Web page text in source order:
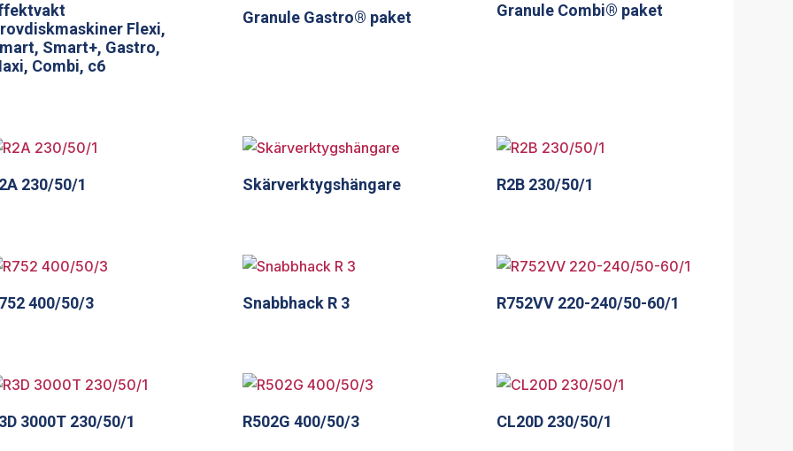
Flexi,
Smart+, Gastro,
Combi, c6
Granule Gastro® paket Granule Combi® paket
230/50/1 Skärverktygshängare R2B 230/50/1
400/50/3 Snabbhack R 3 R752VV 220-240/50-60/1
3000T 230/50/1 R502G 400/50/3 CL20D 230/50/1